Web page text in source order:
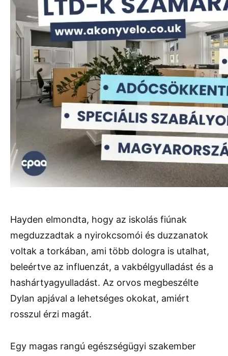
Hayden elmondta, hogy az iskolás fiúnak
megduzzadtak a nyirokcsomói és duzzanatok
voltak a torkában, ami több dologra is utalhat,
beleértve az influenzát, a vakbélgyulladást és a
hashártyagyulladást. Az orvos megbeszélte
Dylan apjával a lehetséges okokat, amiért
rosszul érzi magát.
Egy magas rangú egészségügyi szakember